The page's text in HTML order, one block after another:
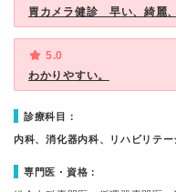
胃カメラ健診 早い、綺麗
5.0
わかりやすい。
診療科目：
内科、消化器内科、リハビリテ
専門医・資格：